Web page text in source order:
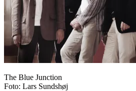
The Blue Junction
Foto: Lars Sundshøj